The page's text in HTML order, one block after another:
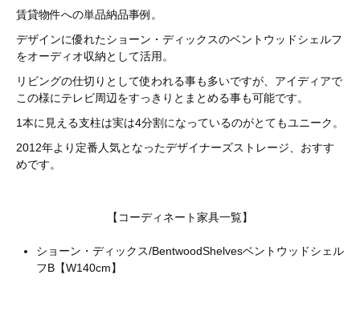
賃貸物件への単品納品事例。
デザインに優れたショーン・ディックスのベントウッドシェルフ
をオーディオ収納として活用。
リビングの仕切りとして使われる事も多いですが、アイディアで
この様にテレビ周辺をすっきりとまとめる事も可能です。
1本に見える支柱は実は4分割になっているのがとてもユニーク。
2012年より定番人気となったデザイナーズストレージ、おすす
めです。
【コーディネート家具一覧】
ショーン・ディックス/BentwoodShelvesベントウッドシェル
フB【W140cm】